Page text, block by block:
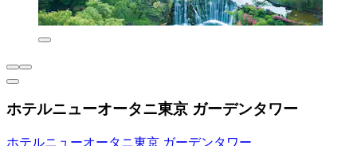
ホテルニューオータニ東京 ガーデンタワー
ホテルニューオータニ東京 ガーデンタワー